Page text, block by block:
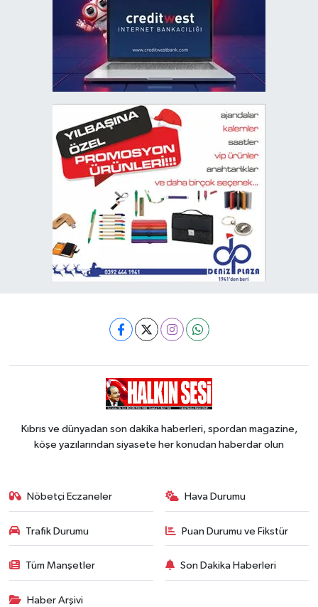
Kıbrıs ve dünyadan son dakika haberleri, spordan magazine,
köşe yazılarından siyasete her konudan haberdar olun
Nöbetçi Eczaneler Hava Durumu
Trafik Durumu Puan Durumu ve Fikstür
Tüm Manşetler Son Dakika Haberleri
Haber Arşivi